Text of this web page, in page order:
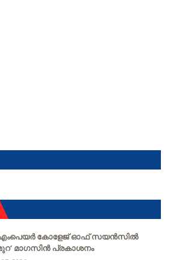
കോളേജ് ഓഫ് സയൻസിൽ
മുറ’ മാഗസിൻ പ്രകാശനം